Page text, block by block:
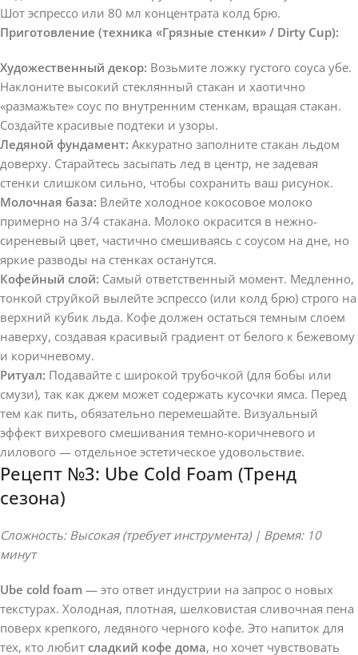
Шот эспрессо или 80 мл концентрата колд брю.
Приготовление (техника «Грязные стенки» / Dirty Cup):
Художественный декор: Возьмите ложку густого соуса убе.
Наклоните высокий стеклянный стакан и хаотично
«размажьте» соус по внутренним стенкам, вращая стакан.
Создайте красивые подтеки и узоры.
Ледяной фундамент: Аккуратно заполните стакан льдом
доверху. Старайтесь засыпать лед в центр, не задевая
стенки слишком сильно, чтобы сохранить ваш рисунок.
Молочная база: Влейте холодное кокосовое молоко
примерно на 3/4 стакана. Молоко окрасится в нежно-
сиреневый цвет, частично смешиваясь с соусом на дне, но
яркие разводы на стенках останутся.
Кофейный слой: Самый ответственный момент. Медленно,
тонкой струйкой вылейте эспрессо (или колд брю) строго на
верхний кубик льда. Кофе должен остаться темным слоем
наверху, создавая красивый градиент от белого к бежевому
и коричневому.
Ритуал: Подавайте с широкой трубочкой (для бобы или
смузи), так как джем может содержать кусочки ямса. Перед
тем как пить, обязательно перемешайте. Визуальный
эффект вихревого смешивания темно-коричневого и
лилового — отдельное эстетическое удовольствие.
Рецепт №3: Ube Cold Foam (Тренд
сезона)
Сложность: Высокая (требует инструмента) | Время: 10
минут
Ube cold foam — это ответ индустрии на запрос о новых
текстурах. Холодная, плотная, шелковистая сливочная пена
поверх крепкого, ледяного черного кофе. Это напиток для
тех, кто любит сладкий кофе дома, но хочет чувствовать